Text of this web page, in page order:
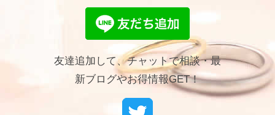
友達追加して、チャットで相談・最
新ブログやお得情報GET！